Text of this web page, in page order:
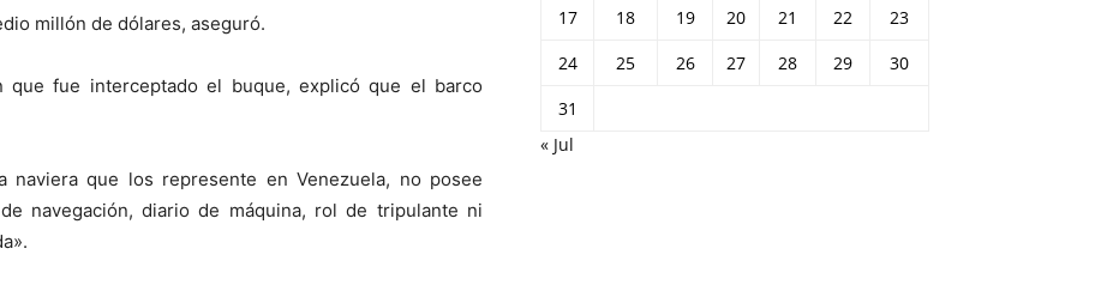
millón de dólares, aseguró.
fue interceptado el buque, explicó que el barco
que los represente en Venezuela, no posee
navegación, diario de máquina, rol de tripulante ni
17
18 19 20 21 22
23
24
25 26 27 28 29
30
31
« Jul